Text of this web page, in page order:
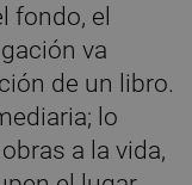
fondo, el
va
de un libro.
lo
a la vida,